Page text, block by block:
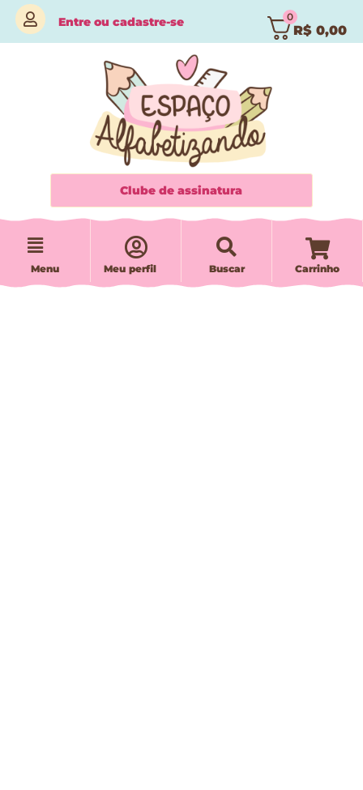
Entre oucadastre-se 0
R$0,00
Clube de assinatura
Menu Meu perfil Buscar Carrinho